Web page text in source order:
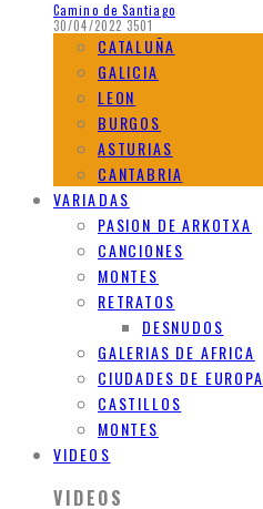
Camino de Santiago
30/04/2022 3501
CATALUÑA
GALICIA
LEON
BURGOS
ASTURIAS
CANTABRIA
VARIADAS
PASION DE ARKOTXA
CANCIONES
MONTES
RETRATOS
DESNUDOS
GALERIAS DE AFRICA
CIUDADES DE EUROPA
CASTILLOS
MONTES
VIDEOS
VIDEOS